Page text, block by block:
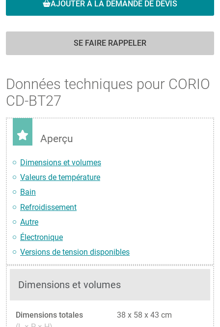
AJOUTER À LA DEMANDE DE DEVIS
SE FAIRE RAPPELER
Données techniques pour CORIO
CD-BT27
Aperçu
Dimensions et volumes
Valeurs de température
Bain
Refroidissement
Autre
Électronique
Versions de tension disponibles
Dimensions et volumes
Dimensions totales
38 x 58 x 43 cm